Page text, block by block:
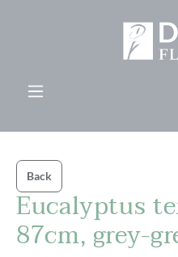
Back
Eucalyptus
87cm, grey-